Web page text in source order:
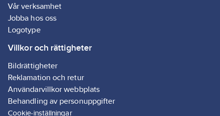
Vår verksamhet
Jobba hos oss
Logotype
Villkor och rättigheter
Bildrättigheter
Reklamation och retur
Användarvillkor webbplats
Behandling av personuppgifter
Cookie-inställningar